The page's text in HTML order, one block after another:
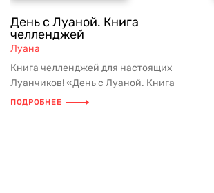
День с Луаной. Книга
челленджей
Луана
Книга челленджей для настоящих
Луанчиков! «День с Луаной. Книга
челленджей» — интерактивная книга
ПОДРОБНЕЕ